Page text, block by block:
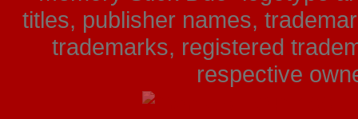
titles, publisher names,
trademarks, registered
respective